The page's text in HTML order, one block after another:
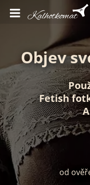
Objev
Fetish
od